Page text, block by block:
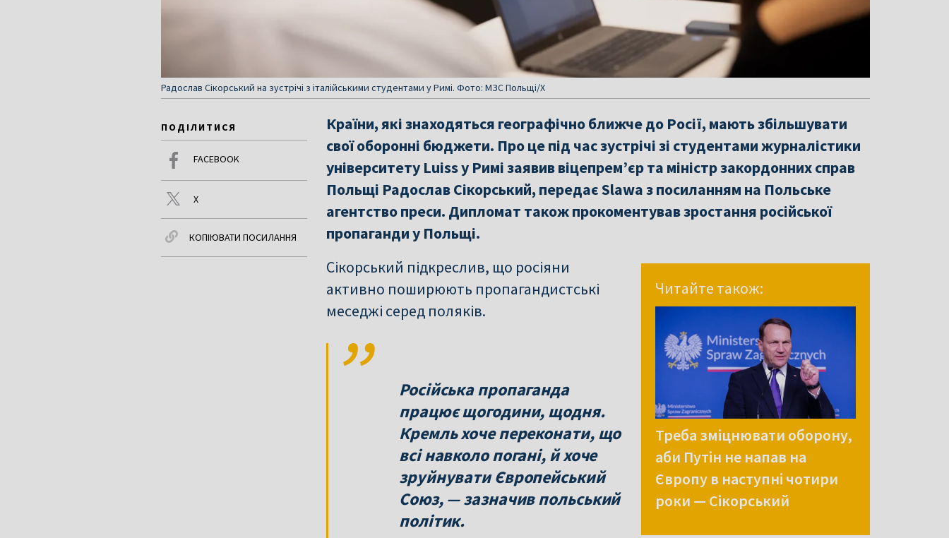
Радослав Сікорський на зустрічі з італійськими студентами у Римі. Фото: МЗС Польщі/Х
ПОДІЛИТИСЯ
FACEBOOK
X
КОПІЮВАТИ ПОСИЛАННЯ
Країни, які знаходяться географічно ближче до Росії, мають збільшувати
свої оборонні бюджети. Про це під час зустрічі зі студентами журналістики
університету Luiss у Римі заявив віцепрем’єр та міністр закордонних справ
Польщі Радослав Сікорський, передає Slawa з посиланням на Польське
агентство преси. Дипломат також прокоментував зростання російської
пропаганди у Польщі.
Читайте також:
Треба зміцнювати оборону,
аби Путін не напав на
Європу в наступні чотири
роки — Сікорський
Сікорський підкреслив, що росіяни
активно поширюють пропагандистські
меседжі серед поляків.
Російська пропаганда
працює щогодини, щодня.
Кремль хоче переконати, що
всі навколо погані, й хоче
зруйнувати Європейський
Союз, — зазначив польський
політик.